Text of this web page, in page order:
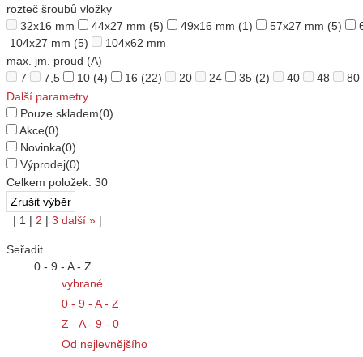
rozteč šroubů vložky
32x16 mm
44x27 mm (5) 49x16 mm (1) 57x27 mm (5)
104x27 mm (5)
104x62 mm
max. jm. proud (A)
7
7,5 10 (4) 16 (22) 20 24 35 (2) 40 48
80
Další parametry
Pouze skladem(0)
Akce(0)
Novinka(0)
Výprodej(0)
Celkem položek: 30
| 1 | 2 | 3 další » |
Seřadit
0 - 9 - A - Z
vybrané
0 - 9 - A - Z
Z - A - 9 - 0
Od nejlevnějšího